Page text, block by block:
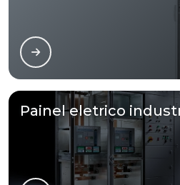
Painel eletrico